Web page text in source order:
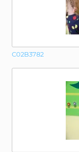
C02B3782